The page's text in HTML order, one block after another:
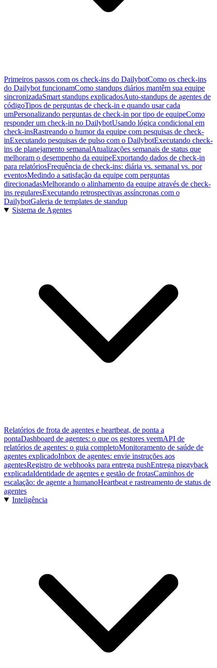
Primeiros passos com os check-ins do DailybotComo os check-ins
do Dailybot funcionamComo standups diários mantêm sua equipe
sincronizadaSmart standups explicadosAuto-standups de agentes de
códigoTipos de perguntas de check-in e quando usar cada
umPersonalizando perguntas de check-in por tipo de equipeComo
responder um check-in no DailybotUsando lógica condicional em
check-insRastreando o humor da equipe com pesquisas de check-
inExecutando pesquisas de pulso com o DailybotExecutando check-
ins de planejamento semanalAtualizações semanais de status que
melhoram o desempenho da equipeExportando dados de check-in
para relatóriosFrequência de check-ins: diária vs. semanal vs. por
eventosMedindo a satisfação da equipe com perguntas
direcionadasMelhorando o alinhamento da equipe através de check-
ins regularesExecutando retrospectivas assíncronas com o
DailybotGaleria de templates de standup
Sistema de Agentes
Relatórios de frota de agentes e heartbeat, de ponta a
pontaDashboard de agentes: o que os gestores veemAPI de
relatórios de agentes: o guia completoMonitoramento de saúde de
agentes explicadoInbox de agentes: envie instruções aos
agentesRegistro de webhooks para entrega pushEntrega piggyback
explicadaIdentidade de agentes e gestão de frotasCaminhos de
escalação: de agente a humanoHeartbeat e rastreamento de status de
agentes
Inteligência